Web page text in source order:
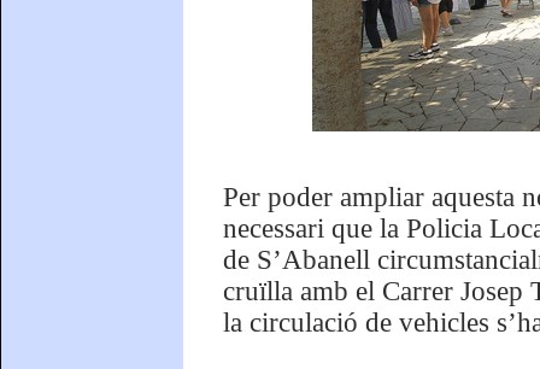
Per poder ampliar aquesta
necessari que la Policia
de S’Abanell
cruïlla amb el Carrer Josep
la circulació de vehicles